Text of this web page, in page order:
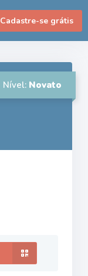
Cadastre-se grátis
Nível: Novato